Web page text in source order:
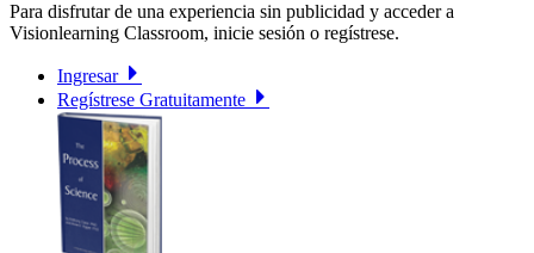
Para disfrutar de una experiencia sin publicidad y acceder a
Visionlearning Classroom, inicie sesión o regístrese.
Ingresar
Regístrese Gratuitamente